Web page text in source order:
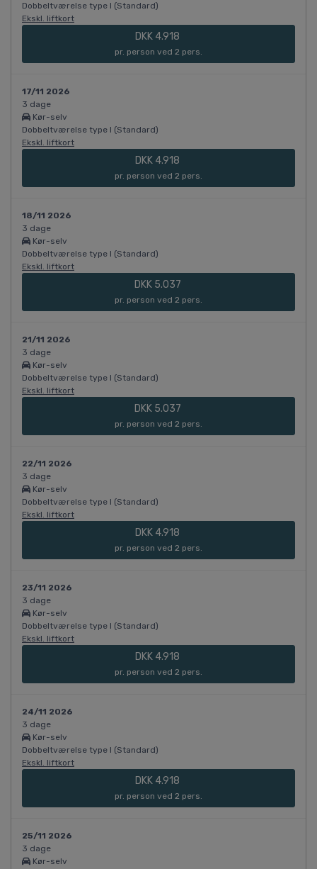
Dobbeltværelse type I (Standard)
Ekskl. liftkort
DKK 4.918
pr. person ved 2 pers.
17/11 2026
3 dage
Kør-selv
Dobbeltværelse type I (Standard)
Ekskl. liftkort
DKK 4.918
pr. person ved 2 pers.
18/11 2026
3 dage
Kør-selv
Dobbeltværelse type I (Standard)
Ekskl. liftkort
DKK 5.037
pr. person ved 2 pers.
21/11 2026
3 dage
Kør-selv
Dobbeltværelse type I (Standard)
Ekskl. liftkort
DKK 5.037
pr. person ved 2 pers.
22/11 2026
3 dage
Kør-selv
Dobbeltværelse type I (Standard)
Ekskl. liftkort
DKK 4.918
pr. person ved 2 pers.
23/11 2026
3 dage
Kør-selv
Dobbeltværelse type I (Standard)
Ekskl. liftkort
DKK 4.918
pr. person ved 2 pers.
24/11 2026
3 dage
Kør-selv
Dobbeltværelse type I (Standard)
Ekskl. liftkort
DKK 4.918
pr. person ved 2 pers.
25/11 2026
3 dage
Kør-selv